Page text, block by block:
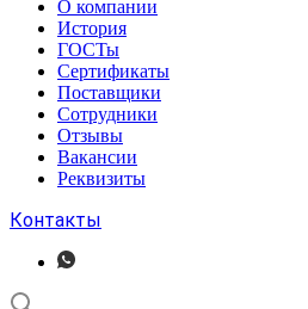
О компании
История
ГОСТы
Сертификаты
Поставщики
Сотрудники
Отзывы
Вакансии
Реквизиты
Контакты